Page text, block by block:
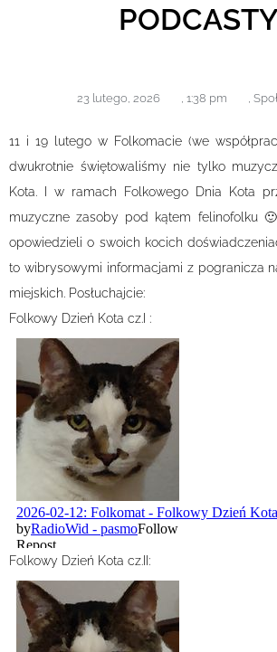
23 lutego, 2026 1:38 pm
11 i 19 lutego w Folkomacie (we
dwukrotnie świętowaliśmy nie tylko
Kota. I w ramach Folkowego Dnia Kota
muzyczne zasoby pod kątem felinofolku
opowiedzieli o swoich kocich
to wibrysowymi informacjami z pogranicza
miejskich. Posłuchajcie:
Folkowy Dzień Kota cz.I :
Folkowy Dzień Kota cz.II: